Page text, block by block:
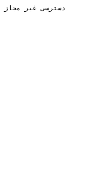
دسترسی غیر مجاز